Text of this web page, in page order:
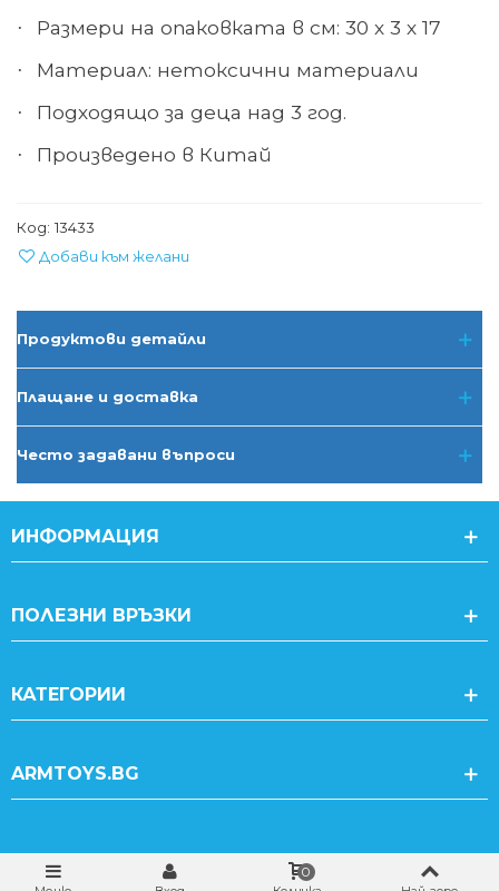
· Размери на опаковката в см: 30 х 3 х 17
· Материал: нетоксични материали
· Подходящо за деца над 3 год.
· Произведено в Китай
Код: 13433
Добави към желани
Продуктови детайли
Плащане и доставка
Често задавани въпроси
ИНФОРМАЦИЯ
ПОЛЕЗНИ ВРЪЗКИ
КАТЕГОРИИ
ARMTOYS.BG
0